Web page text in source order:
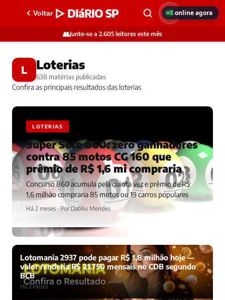
Voltar ▷ DIáRIO SP
👥Junte-se a 2.605 leitores este mês
L Loterias
638 matérias publicadas
Confira as principais resultados das loterias
LOTERIAS
Super Sete 860: zero ganhadores
contra 85 motos CG 160 que
prêmio de R$ 1,6 mi compraria
Concurso 860 acumula pela quinta vez e prêmio de R$
1,6 milhão compraria 85 motos ou 19 carros populares
Há 2 meses · Por Dabliu Mendes
Lotomania 2937 pode pagar R$ 1,8 milhão hoje —
valor renderia R$ 21.750 mensais no CDB segundo
BCB
Há 2 meses
8online agora